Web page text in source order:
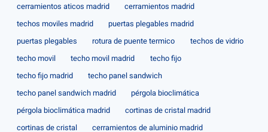
cerramientos aticos madrid
cerramientos madrid
techos moviles madrid
puertas plegables madrid
puertas plegables
rotura de puente termico
techos de vidrio
techo movil
techo movil madrid
techo fijo
techo fijo madrid
techo panel sandwich
techo panel sandwich madrid
pérgola bioclimática
pérgola bioclimática madrid
cortinas de cristal madrid
cortinas de cristal
cerramientos de aluminio madrid